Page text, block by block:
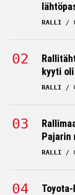
RALLI
kyyti
RALLI
Pajarin
RALLI